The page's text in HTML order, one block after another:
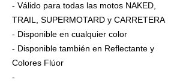
- Válido para todas las motos NAKED,
TRAIL, SUPERMOTARD y CARRETERA
- Disponible en cualquier color
- Disponible también en Reflectante y
Colores Flúor
-